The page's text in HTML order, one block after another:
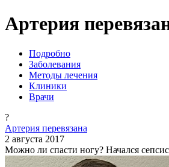
Артерия
Подробно
Заболевания
Методы лечения
Клиники
Врачи
?
Артерия перевязана
2 августа 2017
Можно ли спасти ногу? Начался